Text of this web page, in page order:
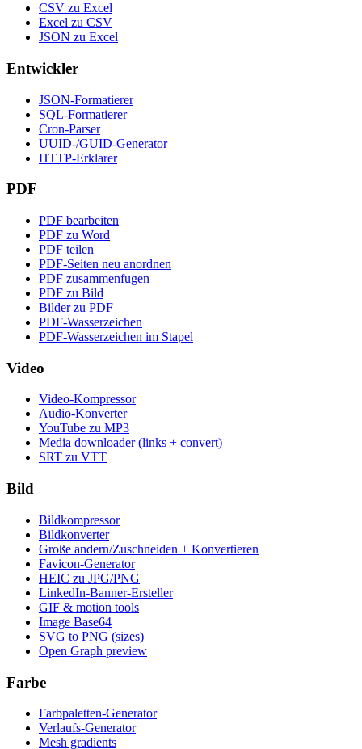
CSV zu Excel
Excel zu CSV
JSON zu Excel
Entwickler
JSON-Formatierer
SQL-Formatierer
Cron-Parser
UUID-/GUID-Generator
HTTP-Erklarer
PDF
PDF bearbeiten
PDF zu Word
PDF teilen
PDF-Seiten neu anordnen
PDF zusammenfugen
PDF zu Bild
Bilder zu PDF
PDF-Wasserzeichen
PDF-Wasserzeichen im Stapel
Video
Video-Kompressor
Audio-Konverter
YouTube zu MP3
Media downloader (links + convert)
SRT zu VTT
Bild
Bildkompressor
Bildkonverter
Große andern/Zuschneiden + Konvertieren
Favicon-Generator
HEIC zu JPG/PNG
LinkedIn-Banner-Ersteller
GIF & motion tools
Image Base64
SVG to PNG (sizes)
Open Graph preview
Farbe
Farbpaletten-Generator
Verlaufs-Generator
Mesh gradients